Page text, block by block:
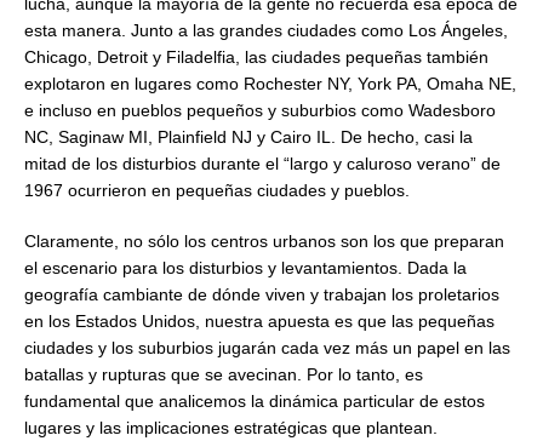
esta manera. Junto a las grandes ciudades como Los Ángeles,
Chicago, Detroit y Filadelfia, las ciudades pequeñas también
explotaron en lugares como Rochester NY, York PA, Omaha NE,
e incluso en pueblos pequeños y suburbios como Wadesboro
NC, Saginaw MI, Plainfield NJ y Cairo IL. De hecho, casi la
mitad de los disturbios durante el “largo y caluroso verano” de
1967 ocurrieron en pequeñas ciudades y pueblos.
Claramente, no sólo los centros urbanos son los que preparan
el escenario para los disturbios y levantamientos. Dada la
geografía cambiante de dónde viven y trabajan los proletarios
en los Estados Unidos, nuestra apuesta es que las pequeñas
ciudades y los suburbios jugarán cada vez más un papel en las
batallas y rupturas que se avecinan. Por lo tanto, es
fundamental que analicemos la dinámica particular de estos
lugares y las implicaciones estratégicas que plantean.